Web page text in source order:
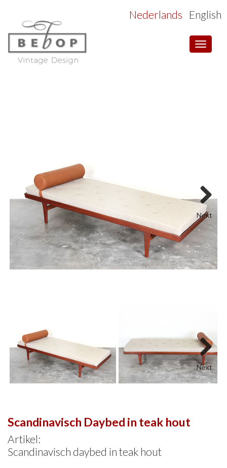
Toggle
Nederlands English
Next
Next
Scandinavisch Daybed in teak hout
Artikel:
Scandinavisch daybed in teak hout